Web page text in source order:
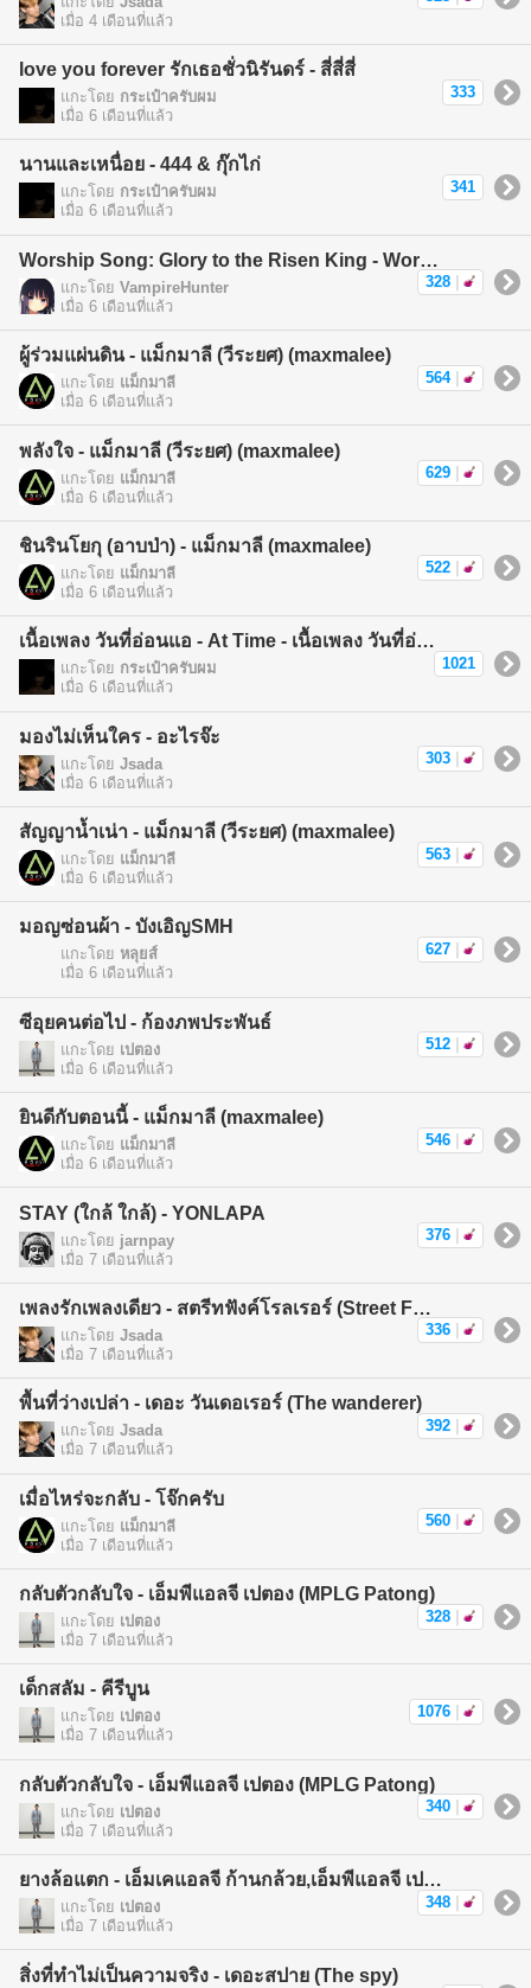
เมื่อ 4 เดือนที่แล้ว
love you forever รักเธอชั่วนิรันดร์ - สี่สี่สี่
แกะโดย กระเป๋าครับผม
เมื่อ 6 เดือนที่แล้ว
333
นานและเหนื่อย - 444 & กุ๊กไก่
แกะโดย กระเป๋าครับผม
เมื่อ 6 เดือนที่แล้ว
341
Worship Song: Glory to the Risen King - Worship Song
แกะโดย VampireHunter
เมื่อ 6 เดือนที่แล้ว
328
ผู้ร่วมแผ่นดิน - แม็กมาลี (วีระยศ) (maxmalee)
แกะโดย แม็กมาลี
เมื่อ 6 เดือนที่แล้ว
564
พลังใจ - แม็กมาลี (วีระยศ) (maxmalee)
แกะโดย แม็กมาลี
เมื่อ 6 เดือนที่แล้ว
629
ชินรินโยกุ (อาบป่า) - แม็กมาลี (maxmalee)
แกะโดย แม็กมาลี
เมื่อ 6 เดือนที่แล้ว
522
เนื้อเพลง วันที่อ่อนแอ - At Time - เนื้อเพลง วันที่อ่อนแอ
แกะโดย กระเป๋าครับผม
เมื่อ 6 เดือนที่แล้ว
1021
มองไม่เห็นใคร - อะไรจ๊ะ
แกะโดย Jsada
เมื่อ 6 เดือนที่แล้ว
303
สัญญาน้ำเน่า - แม็กมาลี (วีระยศ) (maxmalee)
แกะโดย แม็กมาลี
เมื่อ 6 เดือนที่แล้ว
563
มอญซ่อนผ้า - บังเอิญSMH
แกะโดย หลุยส์
เมื่อ 6 เดือนที่แล้ว
627
ซีอุยคนต่อไป - ก้องภพประพันธ์
แกะโดย เปตอง
เมื่อ 6 เดือนที่แล้ว
512
ยินดีกับตอนนี้ - แม็กมาลี (maxmalee)
แกะโดย แม็กมาลี
เมื่อ 6 เดือนที่แล้ว
546
STAY (ใกล้ ใกล้) - YONLAPA
แกะโดย jarnpay
เมื่อ 7 เดือนที่แล้ว
376
เพลงรักเพลงเดียว - สตรีทฟังค์โรลเรอร์ (Street Funk Rollers)
แกะโดย Jsada
เมื่อ 7 เดือนที่แล้ว
336
พื้นที่ว่างเปล่า - เดอะ วันเดอเรอร์ (The wanderer)
แกะโดย Jsada
เมื่อ 7 เดือนที่แล้ว
392
เมื่อไหร่จะกลับ - โจ๊กครับ
แกะโดย แม็กมาลี
เมื่อ 7 เดือนที่แล้ว
560
กลับตัวกลับใจ - เอ็มพีแอลจี เปตอง (MPLG Patong)
แกะโดย เปตอง
เมื่อ 7 เดือนที่แล้ว
328
เด็กสลัม - คีรีบูน
แกะโดย เปตอง
เมื่อ 7 เดือนที่แล้ว
1076
กลับตัวกลับใจ - เอ็มพีแอลจี เปตอง (MPLG Patong)
แกะโดย เปตอง
เมื่อ 7 เดือนที่แล้ว
340
ยางล้อแตก - เอ็มเคแอลจี ก้านกล้วย,เอ็มพีแอลจี เปตอง (MKLG Kankuay,MPLG Patong)
แกะโดย เปตอง
เมื่อ 7 เดือนที่แล้ว
348
สิ่งที่ทำไม่เป็นความจริง - เดอะสปาย (The spy)